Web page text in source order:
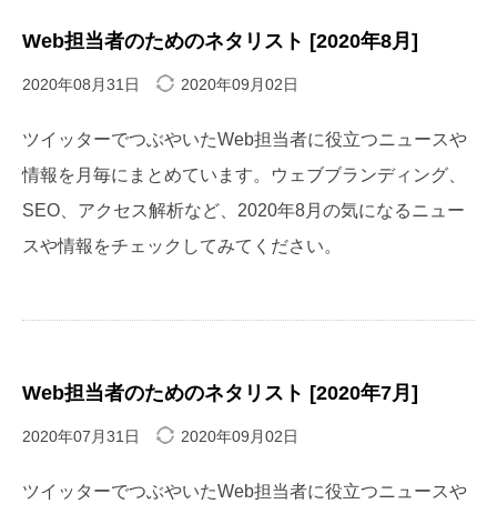
Web担当者のためのネタリスト [2020年8月]
2020年08月31日 2020年09月02日
ツイッターでつぶやいたWeb担当者に役立つニュースや
情報を月毎にまとめています。ウェブブランディング、
SEO、アクセス解析など、2020年8月の気になるニュー
スや情報をチェックしてみてください。
Web担当者のためのネタリスト [2020年7月]
2020年07月31日 2020年09月02日
ツイッターでつぶやいたWeb担当者に役立つニュースや